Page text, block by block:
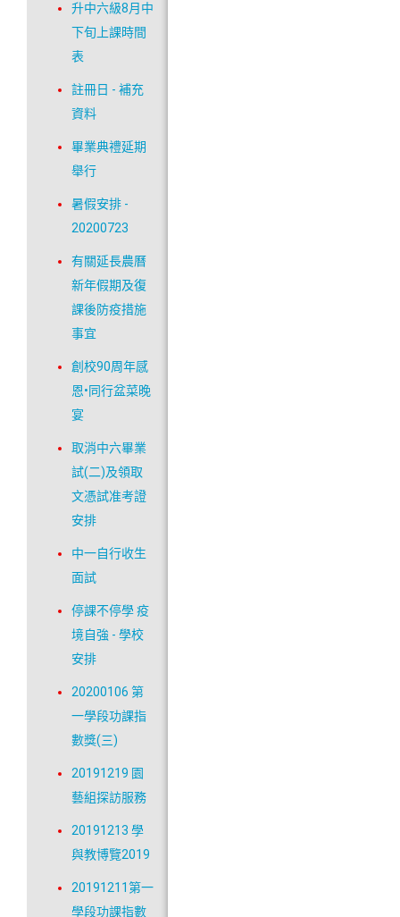
升中六級8月中
下旬上課時間
表
註冊日 - 補充
資料
畢業典禮延期
舉行
暑假安排 -
20200723
有關延長農曆
新年假期及復
課後防疫措施
事宜
創校90周年感
恩•同行盆菜晚
宴
取消中六畢業
試(二)及領取
文憑試准考證
安排
中一自行收生
面試
停課不停學 疫
境自強 - 學校
安排
20200106 第
一學段功課指
數獎(三)
20191219 園
藝組探訪服務
20191213 學
與教博覽2019
20191211第一
學段功課指數